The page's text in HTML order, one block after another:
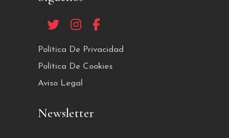
Política De Privacidad
Política De Cookies
Aviso Legal
Newsletter